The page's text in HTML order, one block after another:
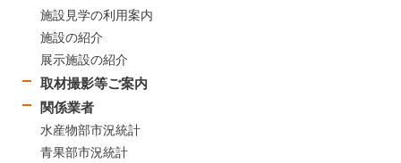
施設見学の利用案内
施設の紹介
展示施設の紹介
取材撮影等ご案内
関係業者
水産物部市況統計
青果部市況統計